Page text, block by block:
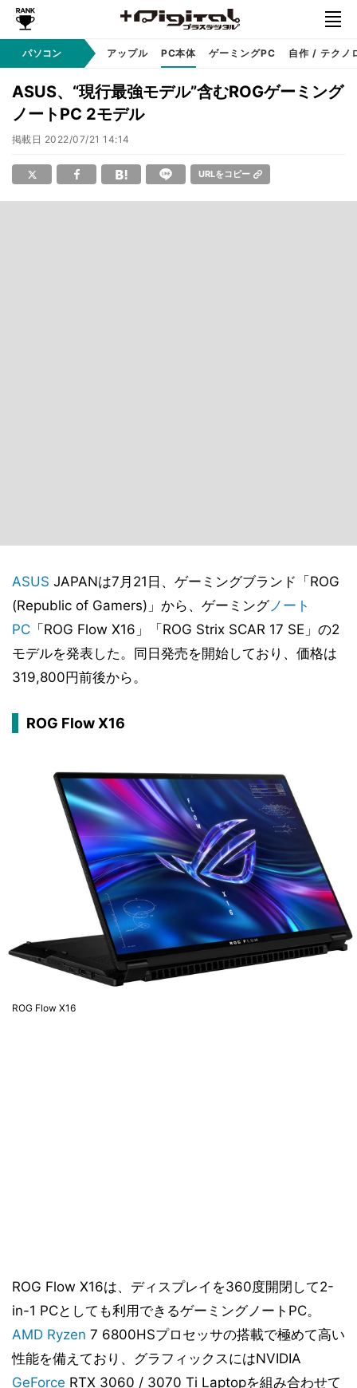
パソコンWindows アップル PC本体 ゲーミングPC 自作 / テクノ
ASUS、“現行最強モデル”含むROGゲーミング
ノートPC 2モデル
掲載日 2022/07/21 14:14
URLをコピー
ASUS JAPANは7月21日、ゲーミングブランド「ROG
(Republic of Gamers)」から、ゲーミングノート
PC 「ROG Flow X16」「ROG Strix SCAR 17 SE」の2
モデルを発表した。同日発売を開始しており、価格は
319,800円前後から。
ROG Flow X16
ROG Flow X16
ROG Flow X16は、ディスプレイを360度開閉して2-
in-1 PCとしても利用できるゲーミングノートPC。
AMD Ryzen 7 6800HSプロセッサの搭載で極めて高い
性能を備えており、グラフィックスにはNVIDIA
GeForce RTX 3060 / 3070 Ti Laptopを組み合わせて